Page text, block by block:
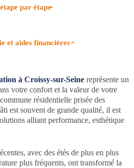
par étape
et aides financières
à Croissy-sur-Seine représente un
votre confort et la valeur de votre
résidentielle prisée des
est souvent de grande qualité, il est
alliant performance, esthétique
avec des étés de plus en plus
plus fréquents, ont transformé la